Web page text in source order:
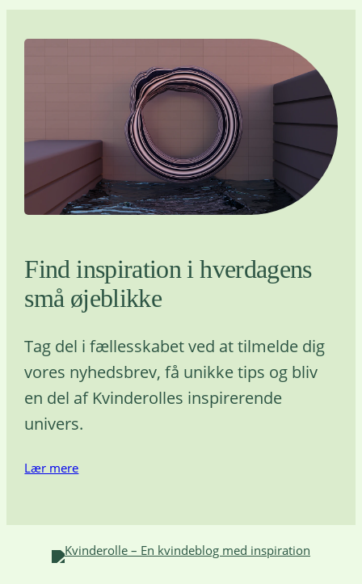
Find inspiration i hverdagens
små øjeblikke
Tag del i fællesskabet ved at tilmelde dig
vores nyhedsbrev, få unikke tips og bliv
en del af Kvinderolles inspirerende
univers.
Lær mere